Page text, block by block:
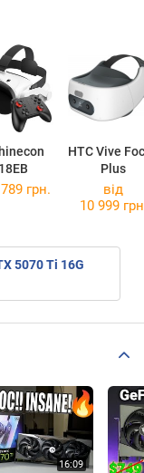
HTC Vive
Plus
грн.
від
10 999
5070 Ti 16G